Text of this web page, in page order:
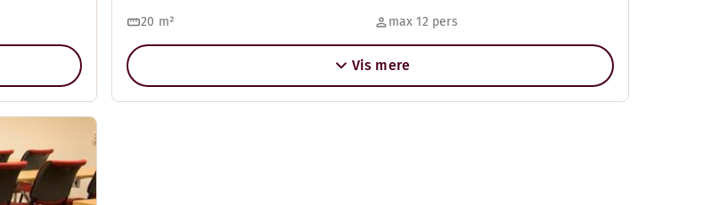
20 m² max 12 pers
Vis mere